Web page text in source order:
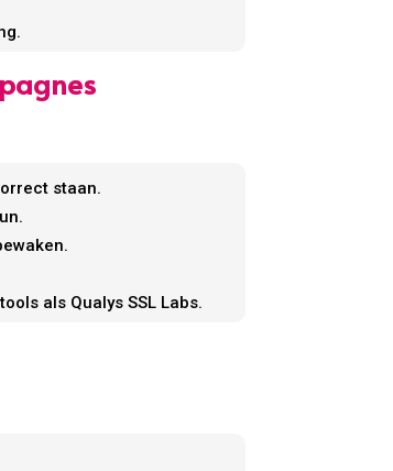
staan.
als Qualys SSL Labs.